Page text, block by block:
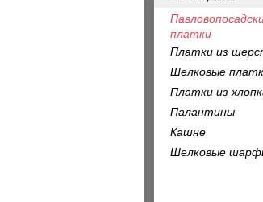
платки
Платки из
Шелковые
Платки из
Палантины
Кашне
Шелковые